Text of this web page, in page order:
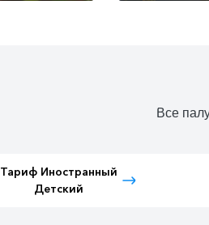
Тариф Иностранный
Детский